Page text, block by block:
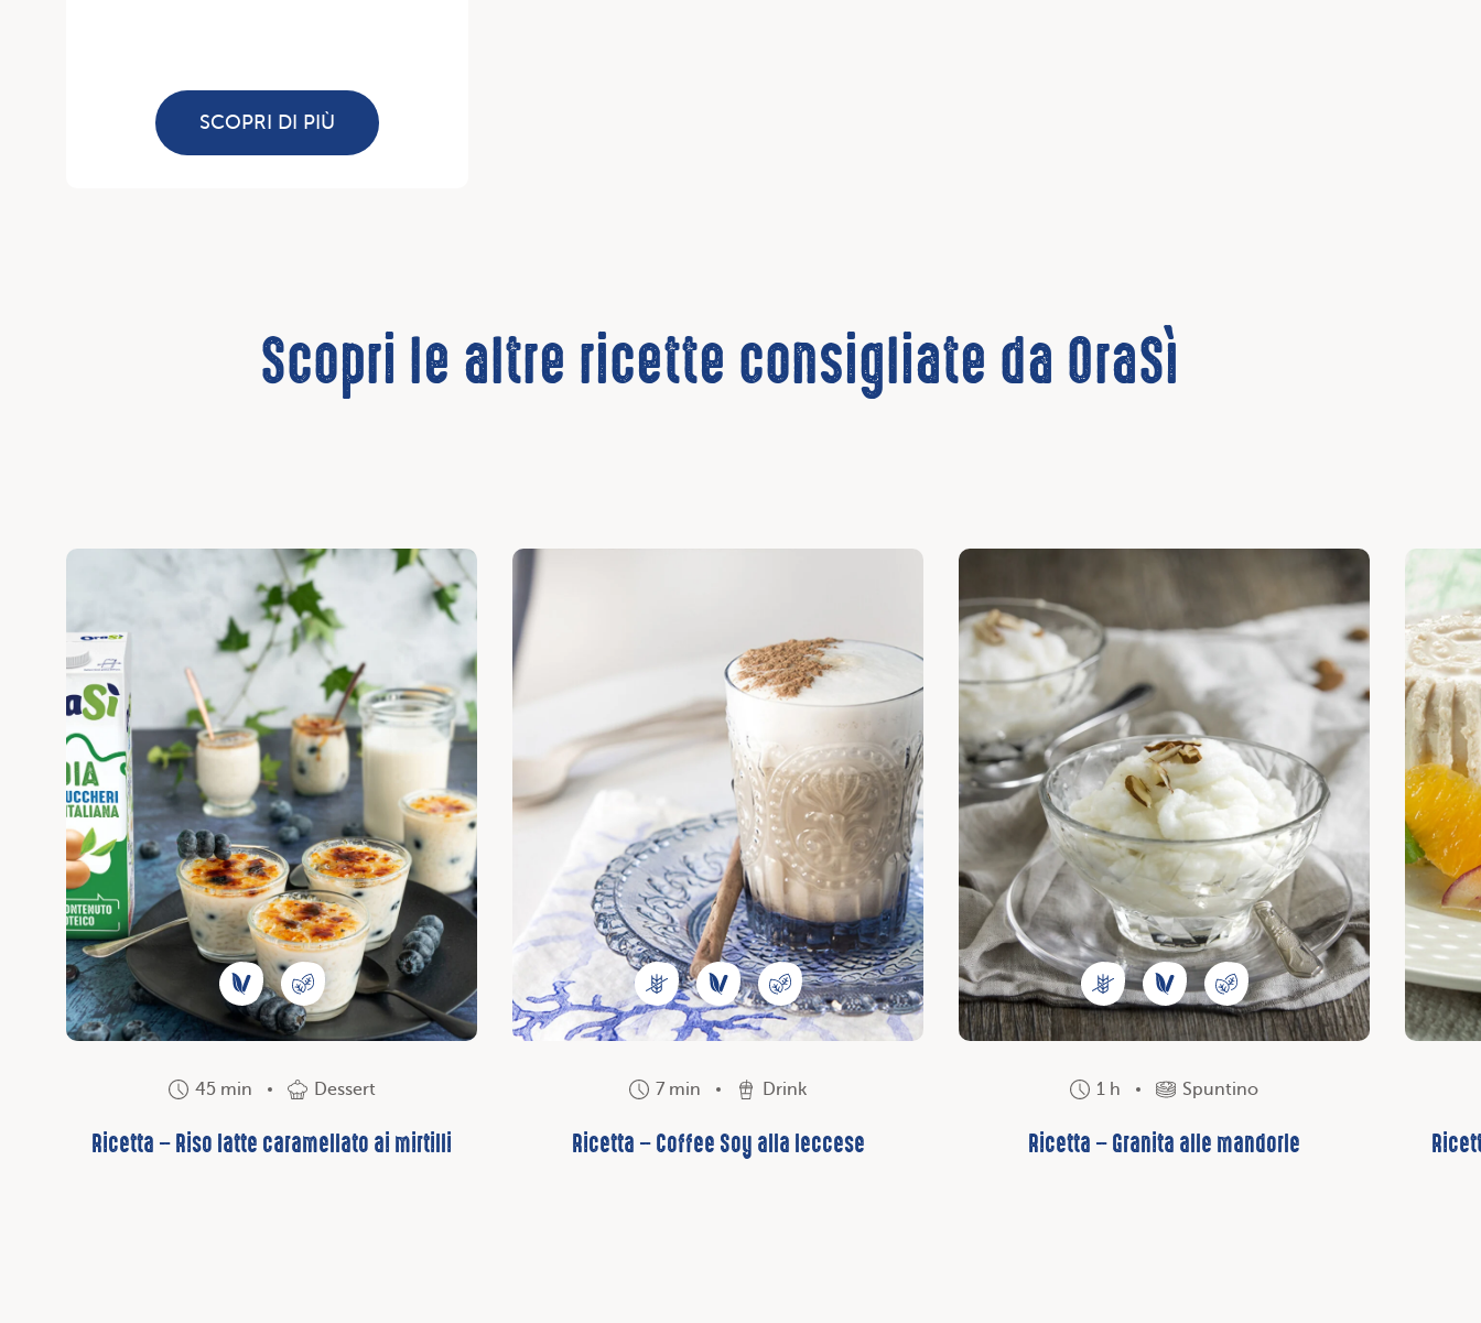
SCOPRI DI PIÙ
Scopri le altre ricette consigliate da OraSì
45 min Dessert
Ricetta – Riso latte caramellato ai mirtilli
Scopri
7 min Drink
Ricetta – Coffee Soy alla leccese
Scopri
1 h Spuntino
Ricetta – Granita alle mandorle
Scopri